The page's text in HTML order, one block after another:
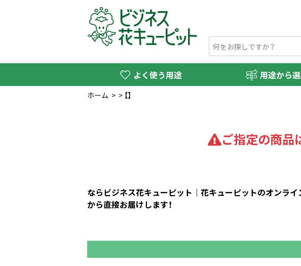
よく使う用途 用途から
ホーム > > 【】
ご指定の商品
ならビジネス花キューピット｜花キューピットのオンラ
から直接お届けします！